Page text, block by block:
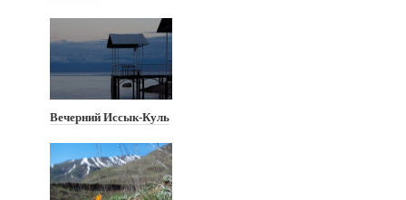
Вечерний Иссык-Куль